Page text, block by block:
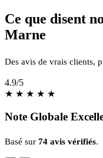
Ce que disent
Marne
Des avis de vrais clients,
4.9/5
★ ★ ★ ★ ★
Note Globale
Basé sur 74 avis vérifiés.